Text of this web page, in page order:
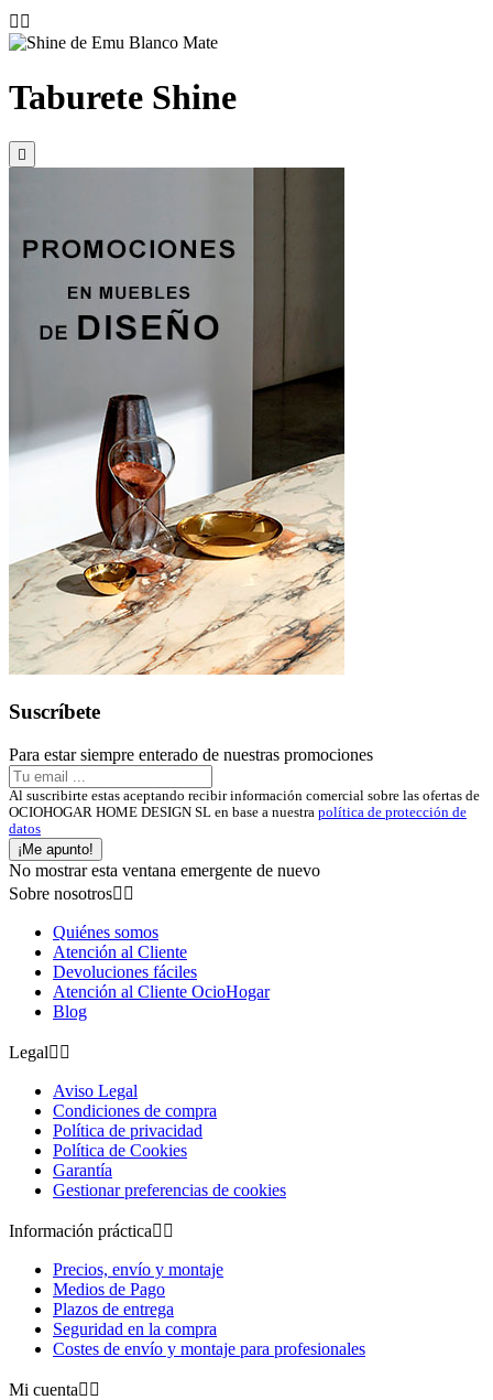
 
Taburete Shine

Suscríbete
Para estar siempre enterado de nuestras promociones
Al suscribirte estas aceptando recibir información comercial sobre las ofertas de
OCIOHOGAR HOME DESIGN SL en base a nuestra política de protección de
datos
¡Me apunto!
No mostrar esta ventana emergente de nuevo
Sobre nosotros 
Quiénes somos
Atención al Cliente
Devoluciones fáciles
Atención al Cliente OcioHogar
Blog
Legal 
Aviso Legal
Condiciones de compra
Política de privacidad
Política de Cookies
Garantía
Gestionar preferencias de cookies
Información práctica 
Precios, envío y montaje
Medios de Pago
Plazos de entrega
Seguridad en la compra
Costes de envío y montaje para profesionales
Mi cuenta 